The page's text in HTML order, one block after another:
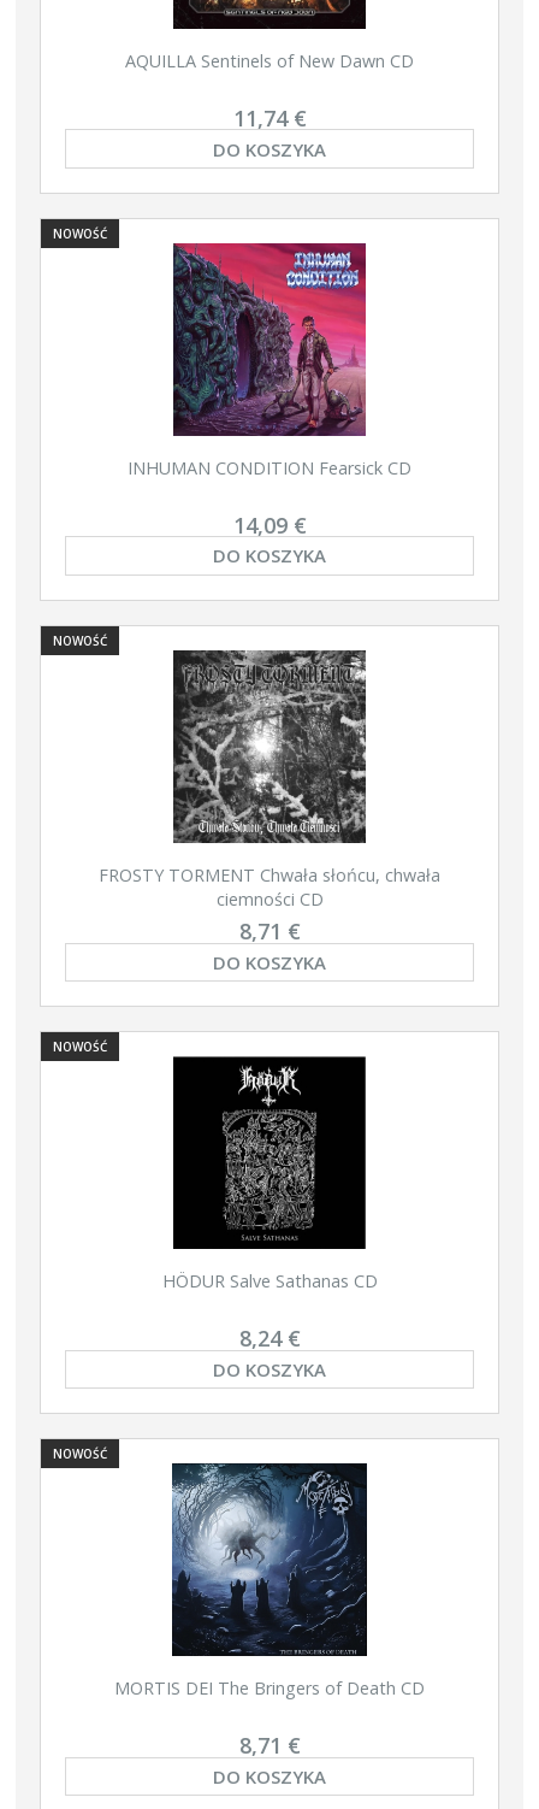
AQUILLA Sentinels of New Dawn CD
11,74 €
DO KOSZYKA
INHUMAN CONDITION Fearsick CD
14,09 €
DO KOSZYKA
NOWOŚĆ
FROSTY TORMENT Chwała słońcu, chwała
ciemności CD
8,71 €
DO KOSZYKA
NOWOŚĆ
HÖDUR Salve Sathanas CD
8,24 €
DO KOSZYKA
NOWOŚĆ
MORTIS DEI The Bringers of Death CD
8,71 €
DO KOSZYKA
NOWOŚĆ